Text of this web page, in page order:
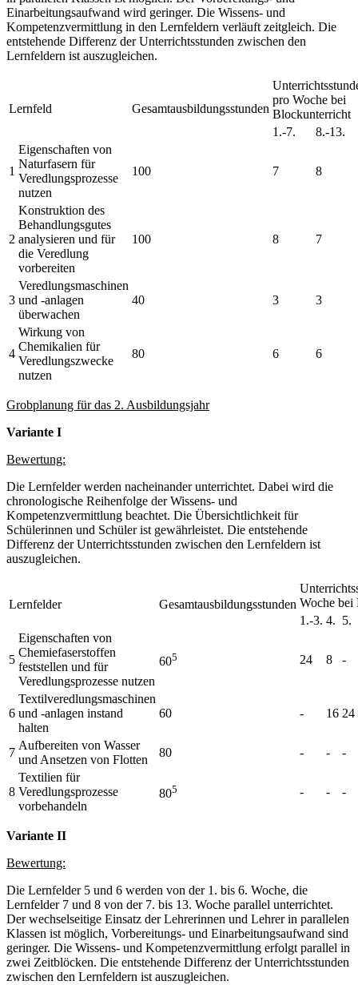
Einarbeitungsaufwand wird geringer. Die Wissens- und
Kompetenzvermittlung in den Lernfeldern verläuft zeitgleich. Die
entstehende Differenz der Unterrichtsstunden zwischen den
Lernfeldern ist auszugleichen.
Lernfeld Gesamtausbildungsstunden
pro Woche bei
Blockunterricht
1.-7.
8.-13.
1
Eigenschaften von
Naturfasern für
Veredlungsprozesse
nutzen
100 7 8
2
Konstruktion des
Behandlungsgutes
analysieren und für
die Veredlung
vorbereiten
100 8 7
3
Veredlungsmaschinen
und -anlagen
überwachen
40 3 3
4
Wirkung von
Chemikalien für
Veredlungszwecke
nutzen
80 6 6
Grobplanung für das 2. Ausbildungsjahr
Variante I
Bewertung:
Die Lernfelder werden nacheinander unterrichtet. Dabei wird die
chronologische Reihenfolge der Wissens- und
Kompetenzvermittlung beachtet. Die Übersichtlichkeit für
Schülerinnen und Schüler ist gewährleistet. Die entstehende
Differenz der Unterrichtsstunden zwischen den Lernfeldern ist
auszugleichen.
Lernfelder Gesamtausbildungsstunden Woche bei
1.-3. 4. 5.
5
Eigenschaften von
Chemiefaserstoffen
feststellen und für
Veredlungsprozesse nutzen
605 24 8 -
6
Textilveredlungsmaschinen
und -anlagen instand
halten
60 - 16 24
7
Aufbereiten von Wasser
und Ansetzen von Flotten
80 - - -
8
Textilien für
Veredlungsprozesse
vorbehandeln
805 - - -
Variante II
Bewertung:
Die Lernfelder 5 und 6 werden von der 1. bis 6. Woche, die
Lernfelder 7 und 8 von der 7. bis 13. Woche parallel unterrichtet.
Der wechselseitige Einsatz der Lehrerinnen und Lehrer in parallelen
Klassen ist möglich, Vorbereitungs- und Einarbeitungsaufwand sind
geringer. Die Wissens- und Kompetenzvermittlung erfolgt parallel in
zwei Zeitblöcken. Die entstehende Differenz der Unterrichtsstunden
zwischen den Lernfeldern ist auszugleichen.